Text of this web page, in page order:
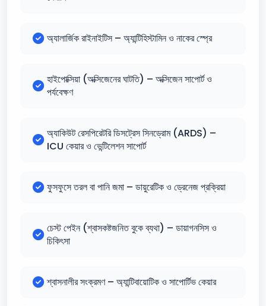
অ্যালার্জিক রাইনাইটিস – অ্যান্টিহিস্টামিন ও নাকের স্প্রে
হাইপোক্সিয়া (অক্সিজেনের ঘাটতি) – অক্সিজেন সাপোর্ট ও
পর্যবেক্ষণ
অ্যাকিউট রেসপিরেটরি ডিসট্রেস সিনড্রোম (ARDS) –
ICU কেয়ার ও ভেন্টিলেশন সাপোর্ট
ফুসফুসে তরল বা পানি জমা – ডায়ুরেটিক ও ড্রেনেজ প্রক্রিয়া
চেস্ট পেইন (শ্বাসকষ্টজনিত বুকে ব্যথা) – ডায়াগনসিস ও
চিকিৎসা
শ্বাসনালীর সংক্রমণ – অ্যান্টিবায়োটিক ও সাপোর্টিভ কেয়ার